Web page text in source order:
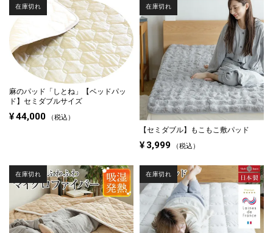
麻のパッド「しとね」【ベッドパッ
ド】セミダブルサイズ
¥44,000 税込
在庫切れ
【セミダブル】 もこもこ敷パッド
¥ 3,999 税込
在庫切れ
在庫切れ 在庫切れ